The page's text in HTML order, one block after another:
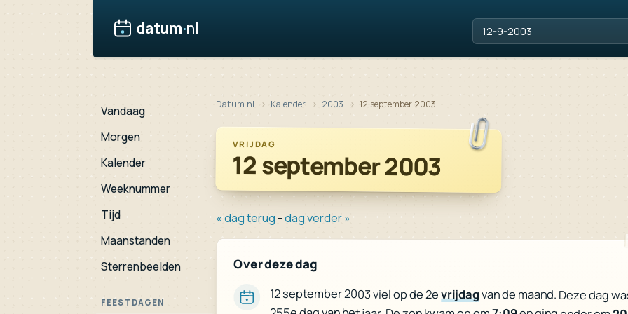
datum·nl
Vandaag
Morgen
Kalender
Weeknummer
Tijd
Maanstanden
Sterrenbeelden
FEESTDAGEN
Datum.nl Kalender 2003 12 september 2003
VRIJDAG
12 september 2003
« dag terug -dag verder »
Over deze dag
12 september 2003 viel op de 2evrijdagvan de maand. Deze dag